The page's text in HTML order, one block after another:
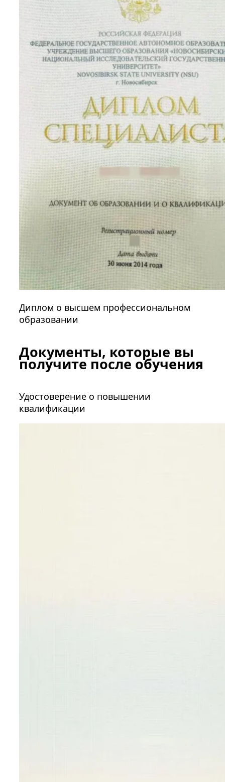
Диплом о высшем профессиональном
образовании
Документы, которые вы
получите после обучения
Удостоверение о повышении
квалификации